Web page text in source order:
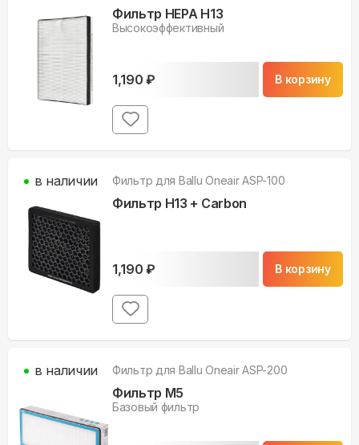
Фильтр HEPA H13
Высокоэффективный
1,190 ₽ В корзину
Фильтр для Ballu Oneair ASP-100
Фильтр H13 + Carbon
1,190 ₽ В корзину
в наличии
Фильтр для Ballu Oneair ASP-200
Фильтр M5
Базовый фильтр
в наличии